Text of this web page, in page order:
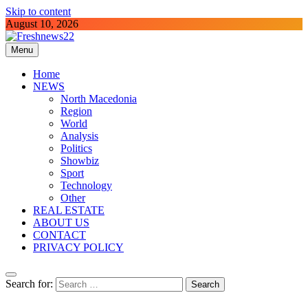
Skip to content
August 10, 2026
Freshnews22
Best News Website in North Macedonia
Menu
Home
NEWS
North Macedonia
Region
World
Analysis
Politics
Showbiz
Sport
Technology
Other
REAL ESTATE
ABOUT US
CONTACT
PRIVACY POLICY
Search for: